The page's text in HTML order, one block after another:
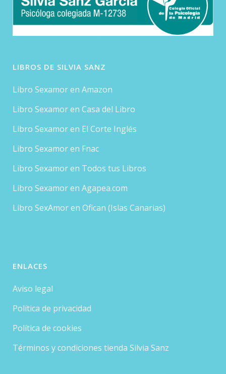
LIBROS DE SILVIA SANZ
Libro Sexamor en Amazon
Libro Sexamor en Casa del Libro
Libro Sexamor en El Corte Inglés
Libro Sexamor en Fnac
Libro Sexamor en Todos tus Libros
Libro Sexamor en Agapea.com
Libro SexAmor en Ofican (Islas Canarias)
ENLACES
Aviso legal
Política de privacidad
Política de cookies
Términos y condiciones tienda Silvia Sanz